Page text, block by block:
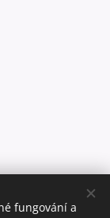
fungování a